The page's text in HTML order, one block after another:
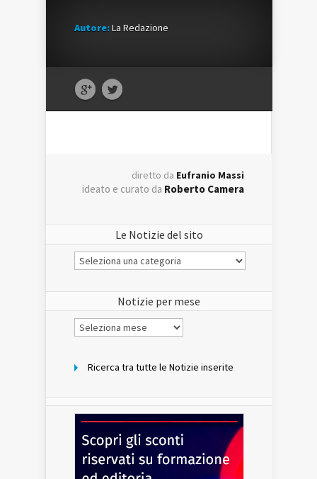
Autore:La Redazione
diretto da Eufranio Massi
ideato e curato da Roberto Camera
Le Notizie del sito
Le
Notizie
Notizie per mese
Notizie
per
Ricerca tra tutte le Notizie inserite